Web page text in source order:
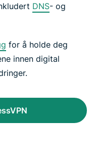
DNS- og
for å holde deg
innen digital